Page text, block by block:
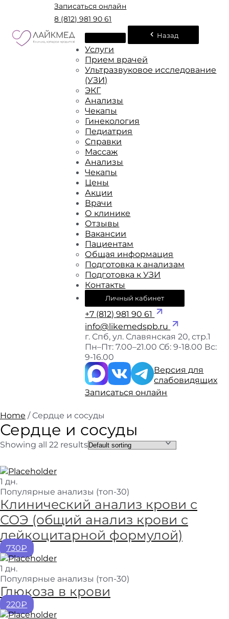
Записаться онлайн
8 (812) 981 90 61
Назад
Услуги
Прием врачей
Ультразвуковое исследование
(УЗИ)
ЭКГ
Анализы
Чекапы
Гинекология
Педиатрия
Справки
Массаж
Анализы
Чекапы
Цены
Акции
Врачи
О клинике
Отзывы
Вакансии
Пациентам
Общая информация
Подготовка к анализам
Подготовка к УЗИ
Контакты
Личный кабинет
+7 (812) 981 90 61
info@likemedspb.ru
г. Спб, ул. Славянская 20, стр.1
Пн–Пт: 7.00–21.00 Сб: 9-18.00 Вс:
9-16.00
Версия для
слабовидящих
Записаться онлайн
Home / Сердце и сосуды
Сердце и сосуды
Showing all 22 results
1 дн.
Популярные анализы (топ-30)
Клинический анализ крови с
СОЭ (общий анализ крови с
лейкоцитарной формулой)
730₽
1 дн.
Популярные анализы (топ-30)
Глюкоза в крови
220₽